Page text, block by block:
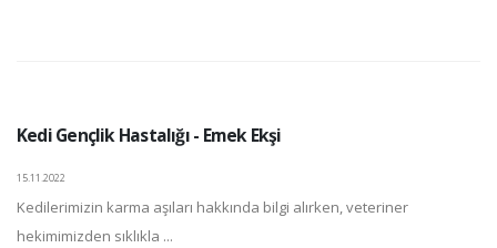
Kedi Gençlik Hastalığı - Emek Ekşi
15.11.2022
Kedilerimizin karma aşıları hakkında bilgi alırken, veteriner
hekimimizden sıklıkla ...